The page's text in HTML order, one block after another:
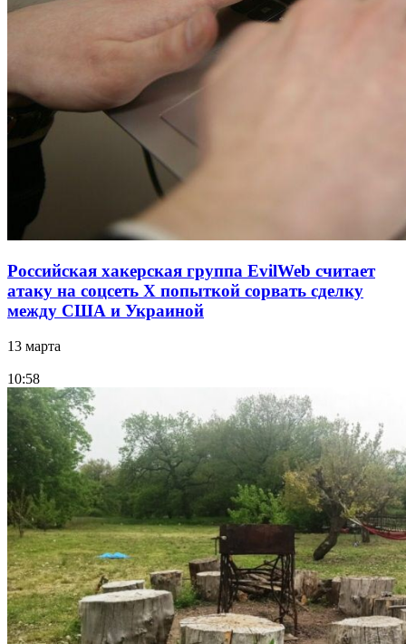
Российская хакерская группа EvilWeb считает
атаку на соцсеть Х попыткой сорвать сделку
между США и Украиной
13 марта
10:58